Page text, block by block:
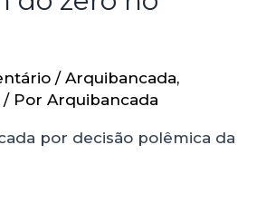
/ Arquibancada,
/ Por Arquibancada
por decisão polêmica da